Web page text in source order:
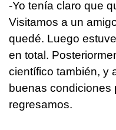
-Yo tenía claro que
Visitamos a un
quedé. Luego
en total.
científico también, y
buenas condiciones
regresamos.